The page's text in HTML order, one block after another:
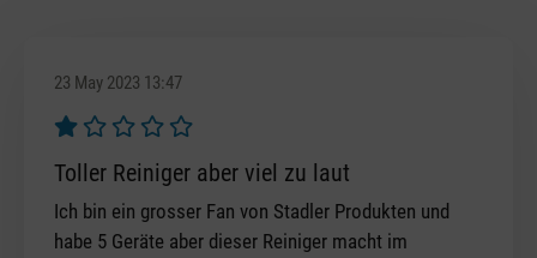
23 May 2023 13:47
Review with rating of 1 out of 5 stars
Toller Reiniger aber viel zu laut
Ich bin ein grosser Fan von Stadler Produkten und
habe 5 Geräte aber dieser Reiniger macht im